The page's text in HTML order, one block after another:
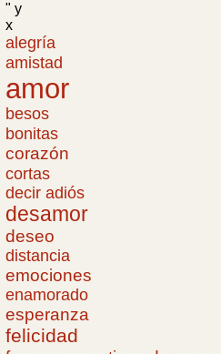
" y
x
alegría
amistad
amor
besos
bonitas
corazón
cortas
decir adiós
desamor
deseo
distancia
emociones
enamorado
esperanza
felicidad